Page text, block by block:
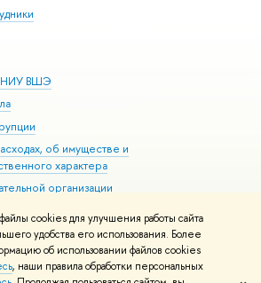
cookies для улучшения работы сайта
удобства его использования. Более
об использовании файлов cookies
, наши правила обработки персональных
НИУ ВШЭ
об имуществе и
характера
организации
возможностями здоровья